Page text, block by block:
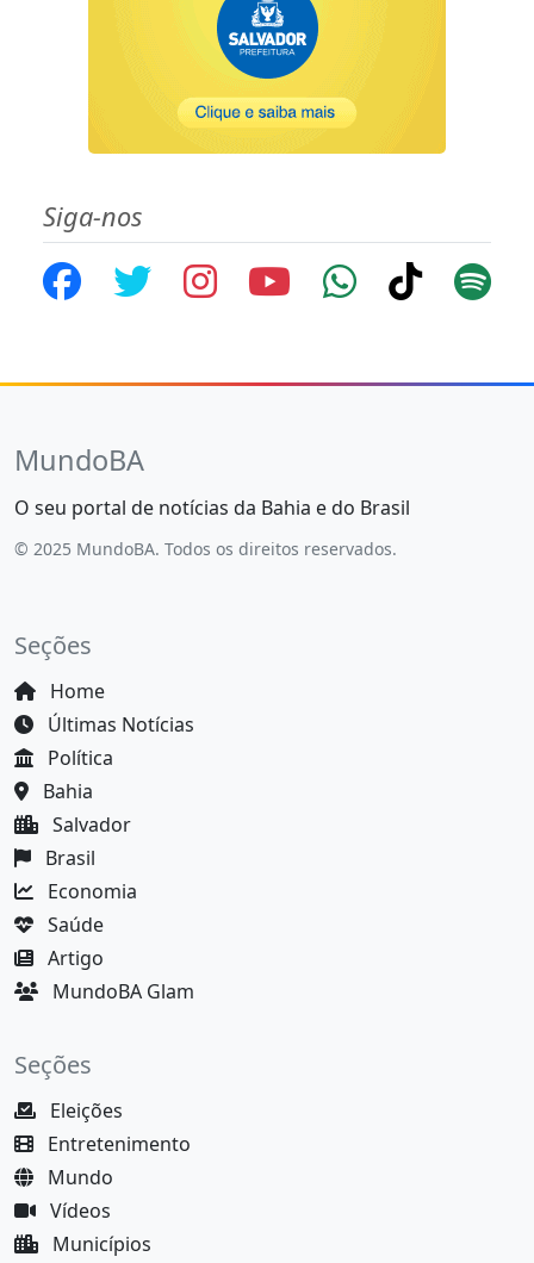
Siga-nos
MundoBA
O seu portal de notícias da Bahia e do Brasil
© 2025 MundoBA. Todos os direitos reservados.
Seções
Home
Últimas Notícias
Política
Bahia
Salvador
Brasil
Economia
Saúde
Artigo
MundoBA Glam
Seções
Eleições
Entretenimento
Mundo
Vídeos
Municípios